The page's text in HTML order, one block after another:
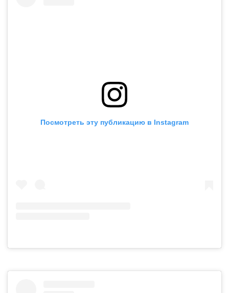
Посмотреть эту публикацию в Instagram